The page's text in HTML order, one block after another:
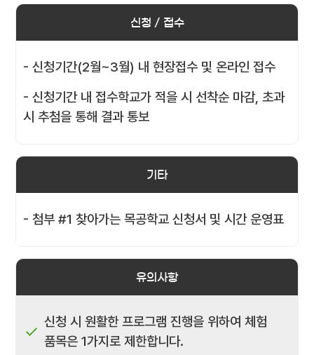
신청 / 접수
- 신청기간(2월~3월) 내 현장접수 및 온라인 접수
- 신청기간 내 접수학교가 적을 시 선착순 마감, 초과
시 추첨을 통해 결과 통보
기타
- 첨부 #1 찾아가는 목공학교 신청서 및 시간 운영표
유의사항
신청 시 원활한 프로그램 진행을 위하여 체험
품목은 1가지로 제한합니다.